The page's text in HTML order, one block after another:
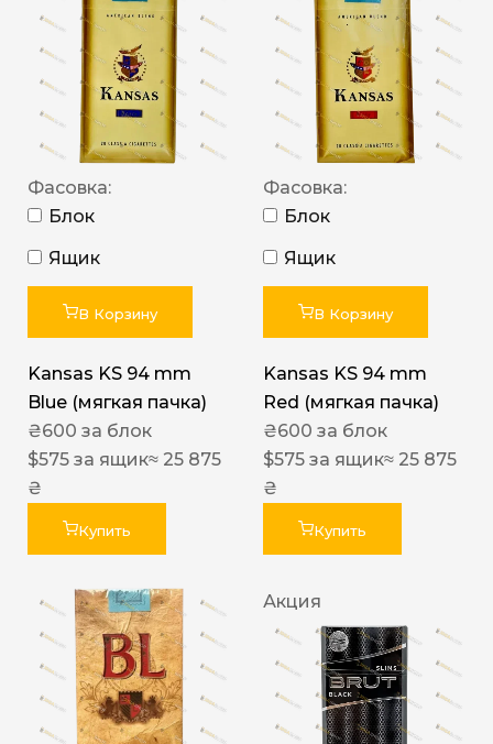
Фасовка:
Блок
Ящик
В Корзину
Kansas KS 94 mm
Blue (мягкая пачка)
₴600 за блок
$575 за ящик≈ 25 875
₴
Купить
Фасовка:
Блок
Ящик
В Корзину
Kansas KS 94 mm
Red (мягкая пачка)
₴600 за блок
$575 за ящик≈ 25 875
₴
Купить
Акция